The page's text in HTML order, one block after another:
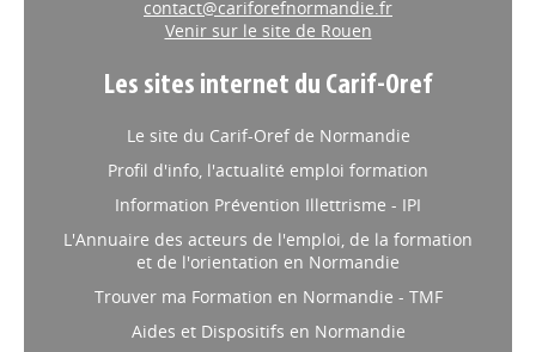
contact@cariforefnormandie.fr
Venir sur le site de Rouen
Les sites internet du Carif-Oref
Le site du Carif-Oref de Normandie
Profil d'info, l'actualité emploi formation
Information Prévention Illettrisme - IPI
L'Annuaire des acteurs de l'emploi, de la formation
et de l'orientation en Normandie
Trouver ma Formation en Normandie - TMF
Aides et Dispositifs en Normandie